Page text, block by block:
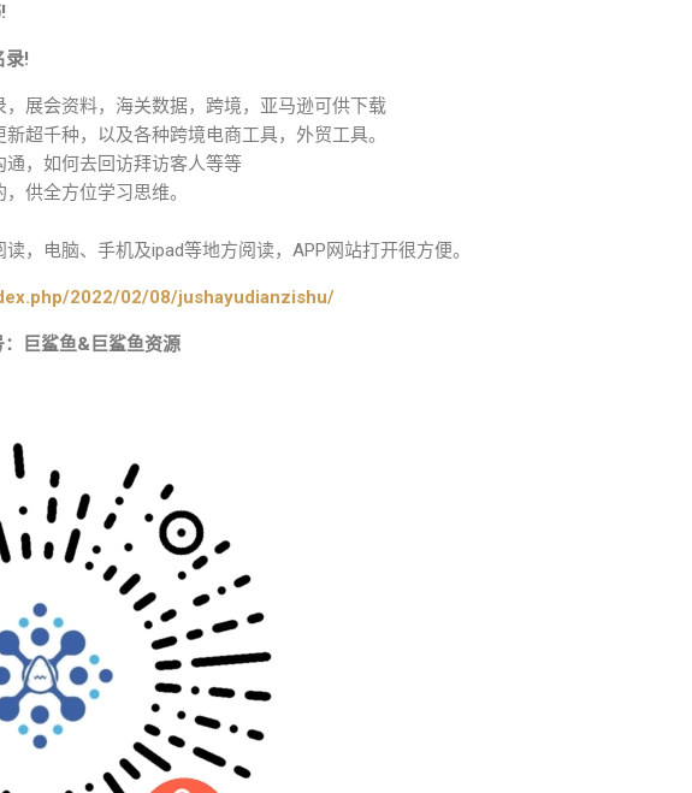
录!
，展会资料，海关数据，跨境，亚马逊可供下载
超千种，以及各种跨境电商工具，外贸工具。
，如何去回访拜访客人等等
供全方位学习思维。
，电脑、手机及ipad等地方阅读，APP网站打开很方便。
2022/02/08/jushayudianzishu/
巨鲨鱼&巨鲨鱼资源